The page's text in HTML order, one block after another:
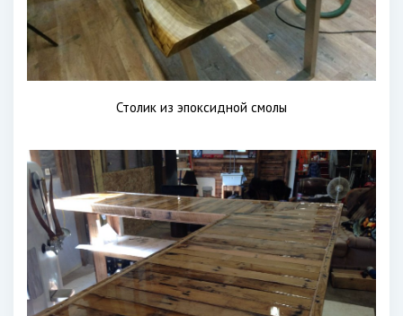
Столик из эпоксидной смолы